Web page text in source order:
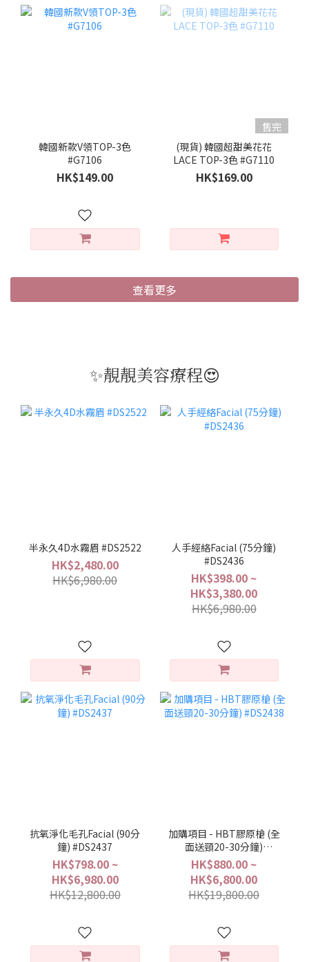
韓國新款V領TOP-3色
#G7106
HK$149.00
售完
(現貨) 韓國超甜美花花
LACE TOP-3色 #G7110
HK$169.00
查看更多
✨靚靚美容療程😍
半永久4D水霧眉 #DS2522
HK$2,480.00
HK$6,980.00
人手經絡Facial (75分鐘)
#DS2436
HK$398.00 ~
HK$3,380.00
HK$6,980.00
抗氧淨化毛孔Facial (90分
鐘) #DS2437
HK$798.00 ~
HK$6,980.00
HK$12,800.00
加購項目 - HBT膠原槍 (全
面送頸20-30分鐘)
#DS2438
HK$880.00 ~
HK$6,800.00
HK$19,800.00